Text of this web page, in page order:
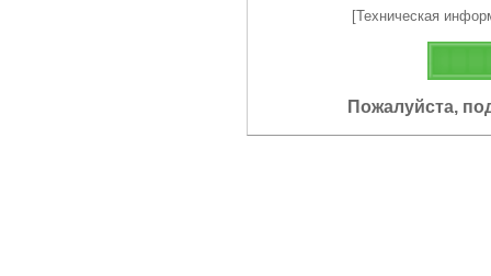
[Техническая
Пожалуйста,